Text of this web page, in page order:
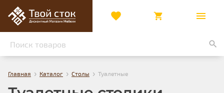
Главная › Каталог › Столы › Туалетные